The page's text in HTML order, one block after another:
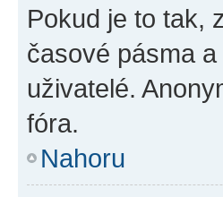
Pokud je to tak,
časové pásma
uživatelé.
fóra.
Nahoru